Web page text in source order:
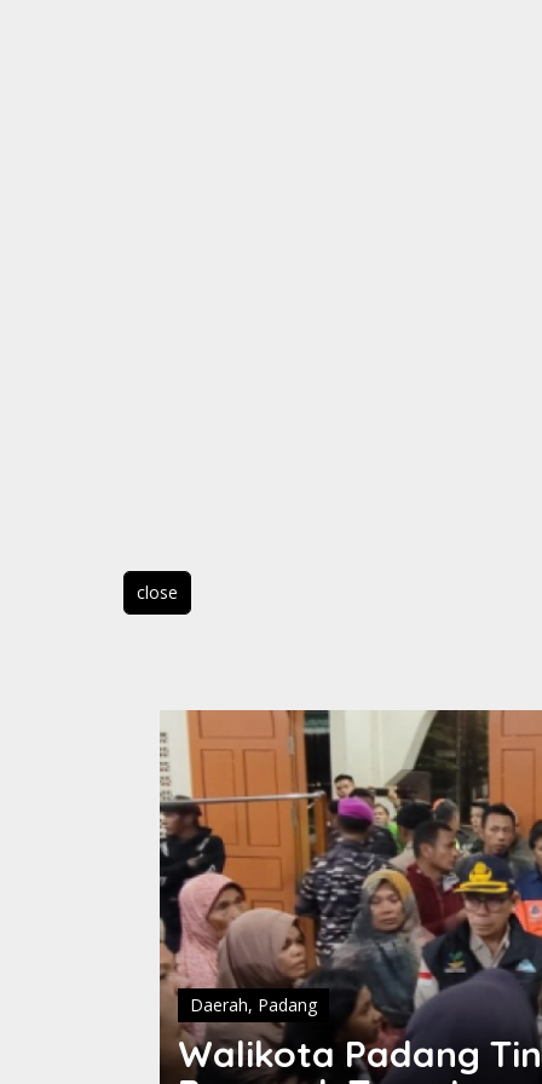
close
Daerah, Padang
Walikota Padang